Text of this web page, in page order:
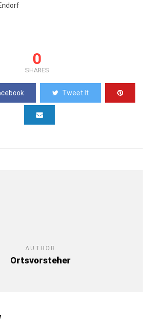
0
SHARES
Tweet It
AUTHOR
Ortsvorsteher